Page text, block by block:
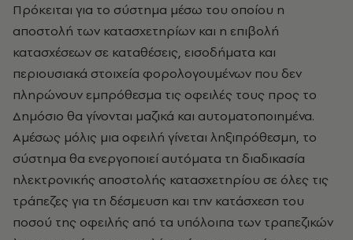
Πρόκειται για το σύστημα μέσω του οποίου η
αποστολή των κατασχετηρίων και η επιβολή
κατασχέσεων σε καταθέσεις, εισοδήματα και
περιουσιακά στοιχεία φορολογουμένων που δεν
πληρώνουν εμπρόθεσμα τις οφειλές τους προς το
Δημόσιο θα γίνονται μαζικά και αυτοματοποιημένα.
Αμέσως μόλις μια οφειλή γίνεται ληξιπρόθεσμη, το
σύστημα θα ενεργοποιεί αυτόματα τη διαδικασία
ηλεκτρονικής αποστολής κατασχετηρίου σε όλες τις
τράπεζες για τη δέσμευση και την κατάσχεση του
ποσού της οφειλής από τα υπόλοιπα των τραπεζικών